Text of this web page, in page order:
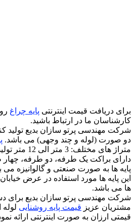
برای دریافت قیمت اینترنتی پایه چراغ
کارشناسان ما در ارتباط باشید.
شرکت مهندسی پرتو سازان بدیع تولید
دو صورت (لوله و چند وجهی) می باشد.
متراژ های
دارای براکت یک طرفه، دو طرفه، چهار
پایه ها به صورت صنعتی و گالوانیزه می
این پایه ها مورد استفاده در عرض خیابان
ها می باشد.
شرکت مهندسی پرتو سازان بدیع برای
مشتریان عزیز قیمت پایه روشنایی
قیمتی ارزان به صورت اینترنتی ارائه